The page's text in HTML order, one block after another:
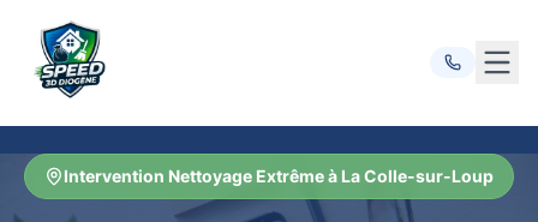
Intervention Nettoyage Extrême à La Colle-sur-Loup